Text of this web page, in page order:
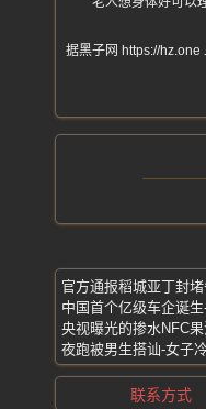
据黑子网 https://
官方通报稻城亚丁封
央视曝光的掺水NFC
夜跑被男生搭讪-女子
联系方式